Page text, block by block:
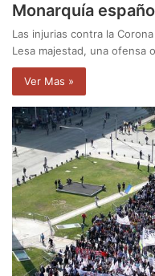
Monarquía
Las injurias contra la
Lesa majestad, una ofensa
Ver Mas »